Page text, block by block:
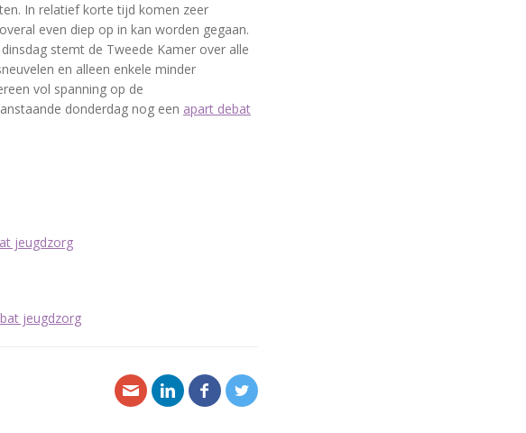
In relatief korte tijd komen zeer
even diep op in kan worden gegaan.
stemt de Tweede Kamer over alle
en alleen enkele minder
vol spanning op de
donderdag nog een apart debat
jeugdzorg
jeugdzorg